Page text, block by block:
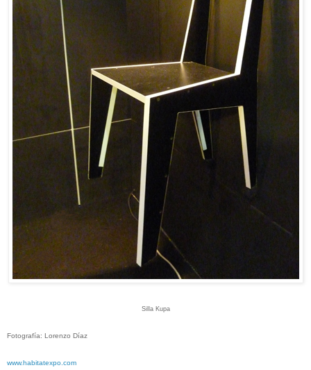
Silla Kupa
Fotografía: Lorenzo Díaz
www.habitatexpo.com